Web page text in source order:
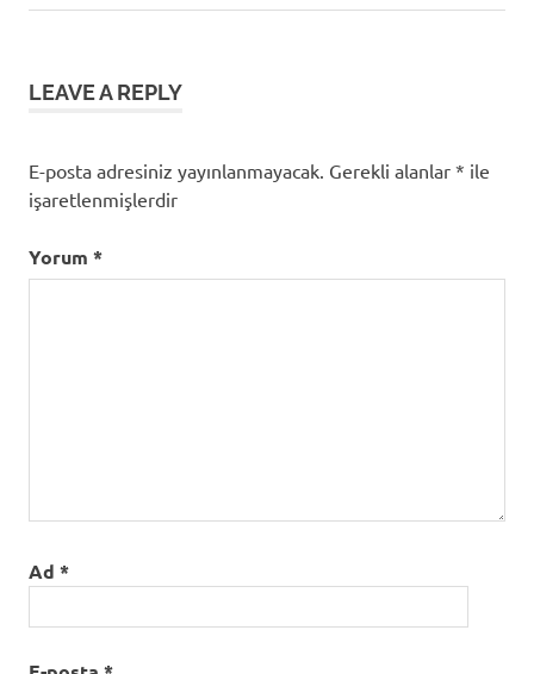
işlemleri
LEAVE A REPLY
E-posta adresiniz yayınlanmayacak. Gerekli alanlar * ile
işaretlenmişlerdir
Yorum *
Ad *